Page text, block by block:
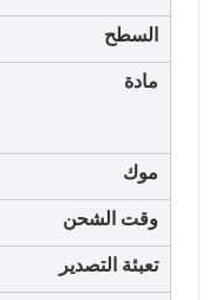
السطح
مادة
موك
وقت الشحن
تعبئة التصدير